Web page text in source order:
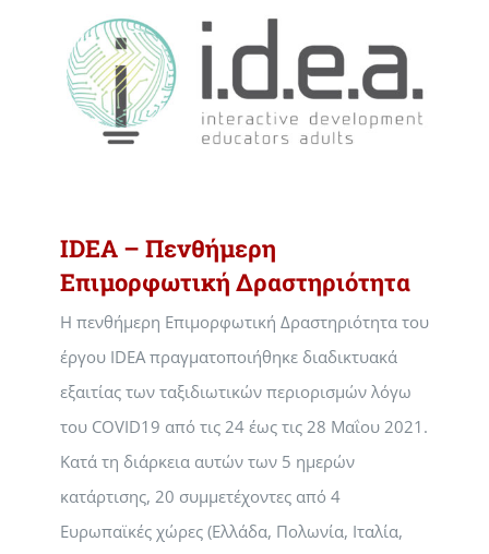
IDEA – Πενθήμερη
Επιμορφωτική Δραστηριότητα
Η πενθήμερη Επιμορφωτική Δραστηριότητα του
έργου IDEA πραγματοποιήθηκε διαδικτυακά
εξαιτίας των ταξιδιωτικών περιορισμών λόγω
του COVID19 από τις 24 έως τις 28 Μαΐου 2021.
Κατά τη διάρκεια αυτών των 5 ημερών
κατάρτισης, 20 συμμετέχοντες από 4
Ευρωπαϊκές χώρες (Ελλάδα, Πολωνία, Ιταλία,